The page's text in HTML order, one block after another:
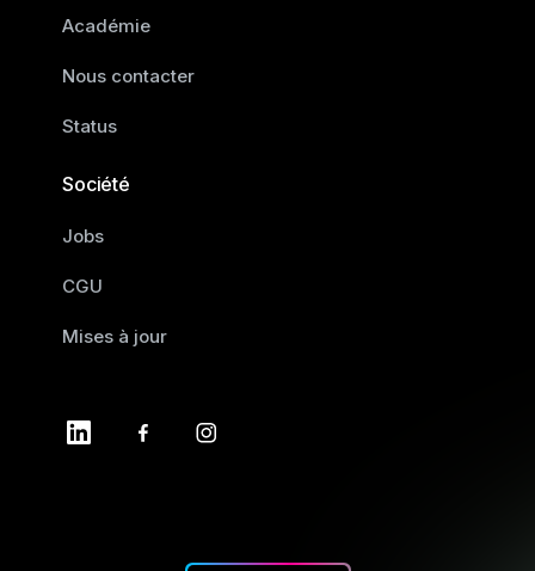
Académie
Nous contacter
Status
Société
Jobs
CGU
Mises à jour